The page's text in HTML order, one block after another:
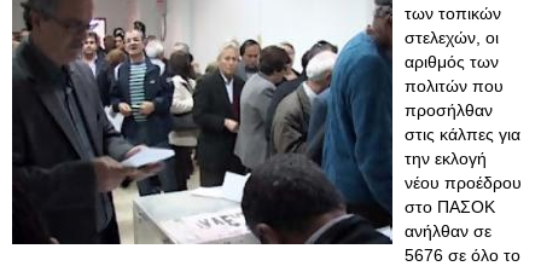
των τοπικών
στελεχών, οι
αριθμός των
πολιτών που
προσήλθαν
στις κάλπες για
την εκλογή
νέου προέδρου
στο ΠΑΣΟΚ
ανήλθαν σε
5676 σε όλο το